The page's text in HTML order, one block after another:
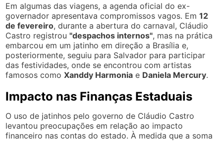
Em algumas das viagens, a agenda oficial do ex-
governador apresentava compromissos vagos. Em12
de fevereiro, durante a abertura do carnaval, Cláudio
Castro registrou"despachos internos", mas na prática
embarcou em um jatinho em direção a Brasília e,
posteriormente, seguiu para Salvador para participar
das festividades, onde se encontrou com artistas
famosos comoXanddy Harmonia e Daniela Mercury.
Impacto nas Finanças Estaduais
O uso de jatinhos pelo governo de Cláudio Castro
levantou preocupações em relação ao impacto
financeiro nas contas do estado. À medida que a soma